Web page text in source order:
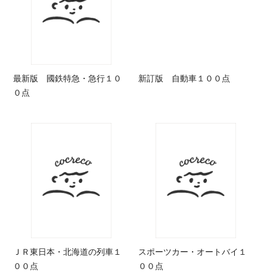
最新版 國鉄特急・急行１０
０点
新訂版 自動車１００点
ＪＲ東日本・北海道の列車１
００点
スポーツカー・オートバイ１
００点